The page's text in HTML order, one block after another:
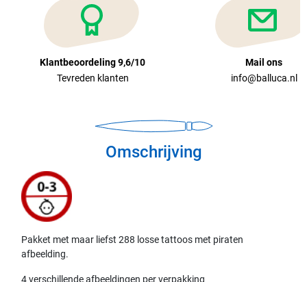
Klantbeoordeling 9,6/10
Tevreden klanten
Mail ons
info@balluca.nl
Omschrijving
Pakket met maar liefst 288 losse tattoos met piraten
afbeelding.
4 verschillende afbeeldingen per verpakking